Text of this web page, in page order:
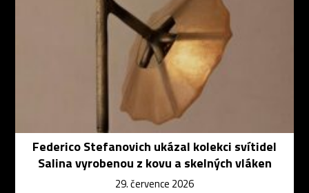
Federico Stefanovich ukázal kolekci svítidel
Salina vyrobenou z kovu a skelných vláken
29. července 2026